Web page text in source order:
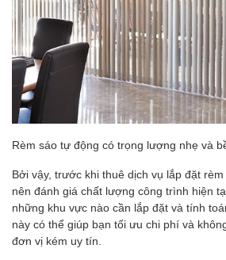
Rèm sáo tự động có trọng lượng nhẹ và
Bởi vậy, trước khi thuê dịch vụ lắp đặt
nên đánh giá chất lượng công trình hiện
những khu vực nào cần lắp đặt và tính
này có thể giúp bạn tối ưu chi phí và
đơn vị kém uy tín.